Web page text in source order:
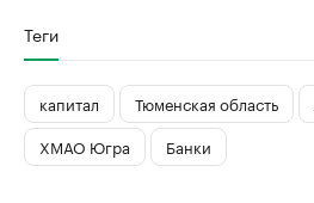
Теги
капитал Тюменская область
ХМАО Югра
Банки